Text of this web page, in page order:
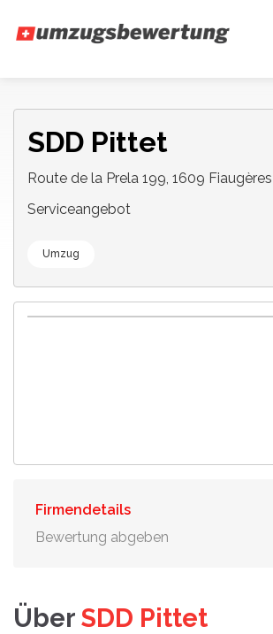
SDD Pittet
Route de la Prela 199, 1609 Fiaugères
Serviceangebot
Umzug
Firmendetails
Bewertung abgeben
Über SDD Pittet